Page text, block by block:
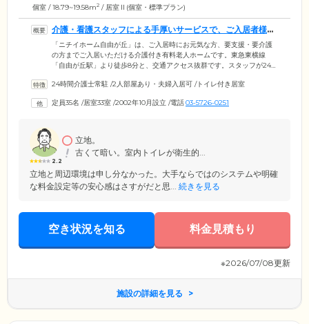
個室 / 18.79~19.58m2 / 居室Ⅱ(個室・標準プラン)
介護・看護スタッフによる手厚いサービスで、ご入居者様を
見守ります
「ニチイホーム自由が丘」は、ご入居時にお元気な方、要支援・要介護
の方までご入居いただける介護付き有料老人ホームです。東急東横線
「自由が丘駅」より徒歩8分と、交通アクセス抜群です。スタッフが24時
スコールが設置されており、急な体調不良の際も、ボタンひとつでスタ
ます。ご夫婦でご入居可能なお部屋もございますので、ご希望があれば
ます。
24時間介護士常駐 /2人部屋あり・夫婦入居可 /トイレ付き居室
定員35名 /居室33室 /2002年10月設立 /電話03-5726-0251
2.2
立地。
古くて暗い。室内トイレが衛生的...
立地と周辺環境は申し分なかった。大手ならではのシステムや明確
な料金設定等の安心感はさすがだと思... 続きを見る
空き状況を知る 料金見積もり
※2026/07/08更新
施設の詳細を見る